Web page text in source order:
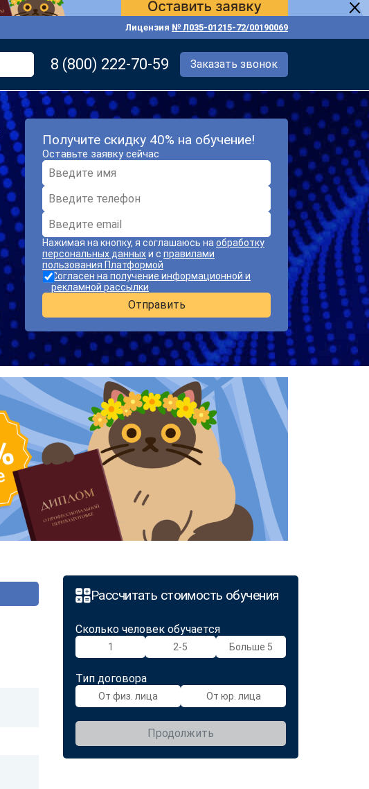
Лицензия № Л035-01215-72/00190069
8 (800) 222-70-59 Заказать звонок
Получите скидку 40% на обучение!
Оставьте заявку сейчас
Нажимая на кнопку, я соглашаюсь на обработку
персональных данныхи с правилами
пользования Платформой
Согласен на получение информационной и
рекламной рассылки
Отправить
Рассчитать стоимость обучения
Сколько человек обучается
1 2-5 Больше 5
Тип договора
От физ. лица От юр. лица
Продолжить